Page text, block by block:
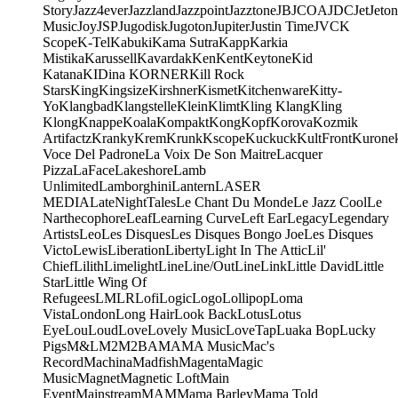
StoryJazz4everJazzlandJazzpointJazztoneJBJCOAJDCJetJeton
MusicJoyJSPJugodiskJugotonJupiterJustin TimeJVCK
ScopeK-TelKabukiKama SutraKappKarkia
MistikaKarussellKavardakKenKentKeytoneKid
KatanaKIDina KORNERKill Rock
StarsKingKingsizeKirshnerKismetKitchenwareKitty-
YoKlangbadKlangstelleKleinKlimtKling KlangKling
KlongKnappeKoalaKompaktKongKopfKorovaKozmik
ArtifactzKrankyKremKrunkKscopeKuckuckKultFront
Voce Del PadroneLa Voix De Son MaitreLacquer
PizzaLaFaceLakeshoreLamb
UnlimitedLamborghiniLanternLASER
MEDIALateNightTalesLe Chant Du MondeLe Jazz CoolLe
NarthecophoreLeafLearning CurveLeft EarLegacyLegendary
ArtistsLeoLes DisquesLes Disques Bongo JoeLes Disques
VictoLewisLiberationLibertyLight In The AtticLil'
ChiefLilithLimelightLineLine/OutLineLinkLittle DavidLittle
StarLittle Wing Of
RefugeesLMLRLofiLogicLogoLollipopLoma
VistaLondonLong HairLook BackLotusLotus
EyeLouLoudLoveLovely MusicLoveTapLuaka BopLucky
PigsM&LM2M2BAMAMA MusicMac's
RecordMachinaMadfishMagentaMagic
MusicMagnetMagnetic LoftMain
EventMainstreamMAMMama BarleyMama Told